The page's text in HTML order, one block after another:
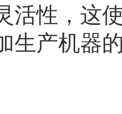
活性，这
生产机器